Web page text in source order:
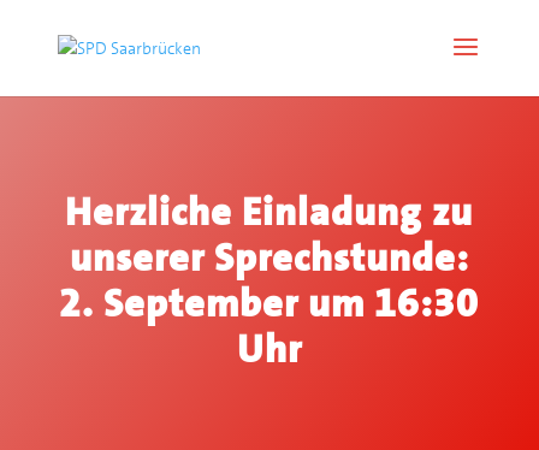
Herzliche Einladung zu
unserer Sprechstunde:
2. September um 16:30
Uhr